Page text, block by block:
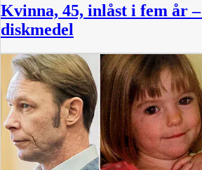
Kvinna, 45, inlåst i fem år
diskmedel